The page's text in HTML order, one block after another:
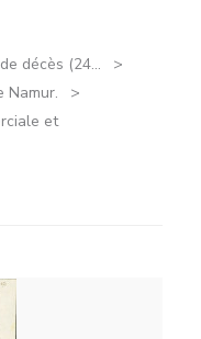
décès (24...
Namur.
et